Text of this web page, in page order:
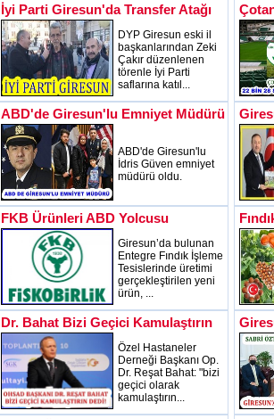
İyi Parti Giresun'da Transfer Atağı
DYP Giresun eski il
başkanlarından Zeki
Çakır düzenlenen
törenle İyi Parti
saflarına katıl...
ABD'de Giresun'lu Emniyet Müdürü
ABD'de Giresun'lu
İdris Güven emniyet
müdürü oldu.
FKB Ürünleri ABD Yolcusu
Giresun’da bulunan
Entegre Fındık İşleme
Tesislerinde üretimi
gerçekleştirilen yeni
ürün, ...
Dr. Bahat Bizi Geçici Kamulaştırın
Özel Hastaneler
Derneği Başkanı Op.
Dr. Reşat Bahat: "bizi
geçici olarak
kamulaştırın...